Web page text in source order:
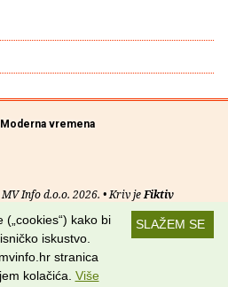
Moderna vremena
Info d.o.o. 2026. • Kriv jeFiktiv
Uvjeti korištenja•RSS kanali
Potraži nas na:
SLAŽEM SE
kako bi
iskustvo.
stranica
kolačića. Više